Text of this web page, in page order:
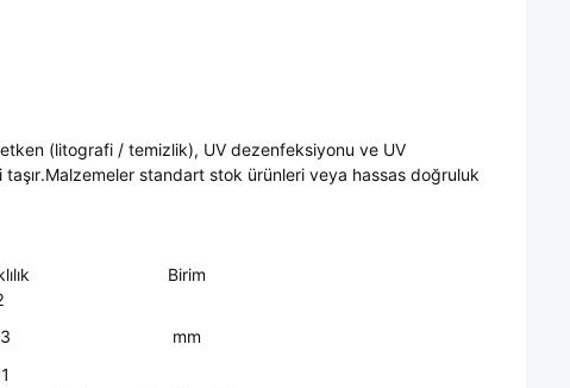
(litografi / temizlik), UV dezenfeksiyonu ve UV
standart stok ürünleri veya hassas doğruluk
Birim
mm